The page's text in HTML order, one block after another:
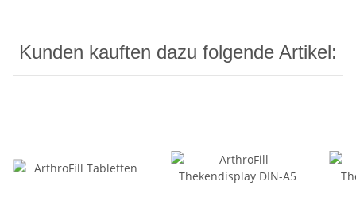
Kunden kauften dazu folgende Artikel: